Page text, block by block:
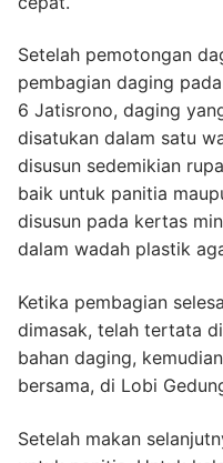
Setelah pemotongan
pembagian daging
6 Jatisrono, daging
disatukan dalam satu
disusun sedemikian
baik untuk panitia
disusun pada kertas
dalam wadah plastik
Ketika pembagian
dimasak, telah tertata
bahan daging,
bersama, di Lobi
Setelah makan